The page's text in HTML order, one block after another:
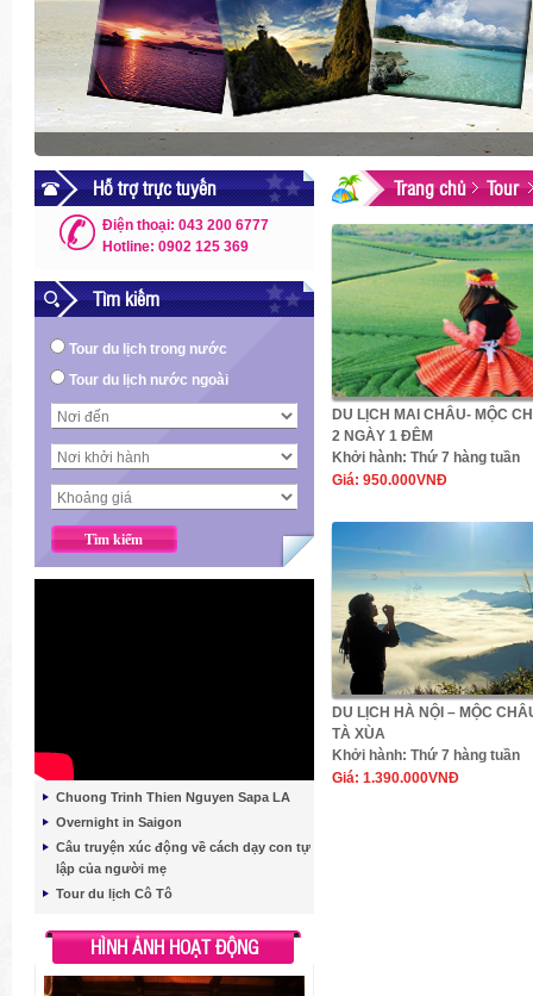
Hỗ trợ trực tuyến
Điện thoại: 043 200 6777
Hotline: 0902 125 369
Tìm kiếm
Tour du lịch trong nước
Tour du lịch nước ngoài
Chuong Trinh Thien Nguyen Sapa LA
Overnight in Saigon
Câu truyện xúc động về cách dạy con tự
lập của người mẹ
Tour du lịch Cô Tô
HÌNH ẢNH HOẠT ĐỘNG
Trang chủ Tour
DU LỊCH MAI CHÂU- MỘC
2 NGÀY 1 ĐÊM
Khởi hành: Thứ 7 hàng tuần
Giá: 950.000VNĐ
DU LỊCH HÀ NỘI – MỘC
TÀ XÙA
Khởi hành: Thứ 7 hàng tuần
Giá: 1.390.000VNĐ